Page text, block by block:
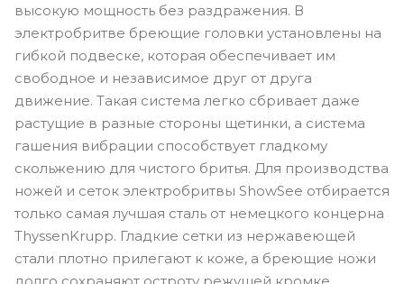
высокую мощность без раздражения. В
электробритве бреющие головки установлены на
гибкой подвеске, которая обеспечивает им
свободное и независимое друг от друга
движение. Такая система легко сбривает даже
растущие в разные стороны щетинки, а система
гашения вибрации способствует гладкому
скольжению для чистого бритья. Для производства
ножей и сеток электробритвы ShowSee отбирается
только самая лучшая сталь от немецкого концерна
ThyssenKrupp. Гладкие сетки из нержавеющей
стали плотно прилегают к коже, а бреющие ножи
долго сохраняют остроту режущей кромке